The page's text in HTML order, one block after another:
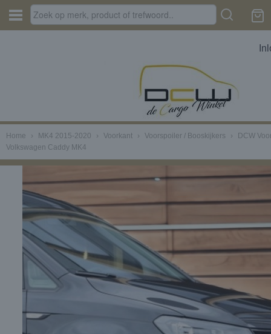
Home › MK4 2015-2020 › Voorkant › Voorspoiler / Booskijkers ›
DCW
Volkswagen Caddy MK4